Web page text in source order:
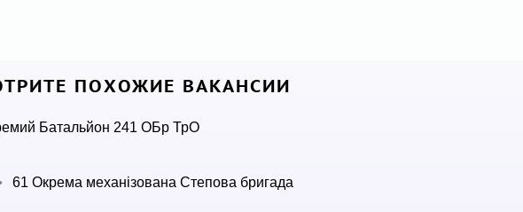
ПОХОЖИЕ ВАКАНСИИ
Батальйон 241 ОБр ТрО
61 Окрема механізована Степова бригада